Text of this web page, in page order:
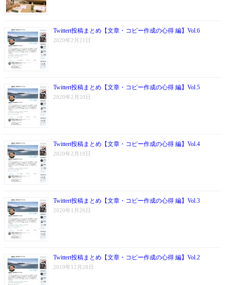
Twittert投稿まとめ【文章・コピー作成の心得 編】Vol.6
2020年2月21日
Twittert投稿まとめ【文章・コピー作成の心得 編】Vol.5
2020年2月20日
Twittert投稿まとめ【文章・コピー作成の心得 編】Vol.4
2020年2月19日
Twittert投稿まとめ【文章・コピー作成の心得 編】Vol.3
2020年1月26日
Twittert投稿まとめ【文章・コピー作成の心得 編】Vol.2
2019年12月28日